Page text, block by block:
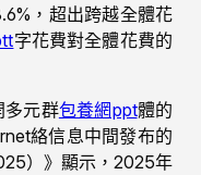
，超出跨越全體花
字花費對全體花費的
多元群包養網ppt體的
絡信息中間發布的
）》顯示，2025年